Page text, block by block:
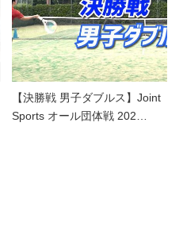
【決勝戦 男子ダブルス】Joint
Sports オール団体戦 202…